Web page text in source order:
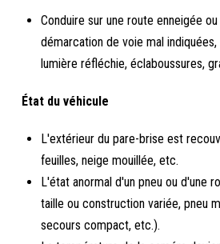
Conduire sur une route enneigée
démarcation de voie mal
lumière réfléchie, éclaboussures,
État du véhicule
L'extérieur du pare-brise est
feuilles, neige mouillée, etc.
L'état anormal d'un pneu ou d'une
taille ou construction variée, pneu
secours compact, etc.).